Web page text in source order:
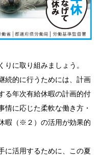
に取り組みましょう。
続的に行うためには、計画
る年次有給休暇の計画的付
に応じた柔軟な働き方・
暇（※２）の活用が効果的
に活用するために、この夏